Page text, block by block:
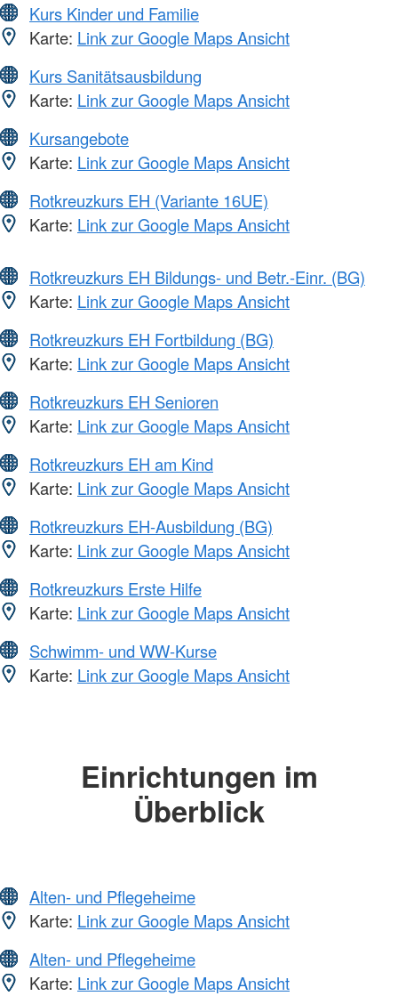
Kurs Kinder und Familie
Karte: Link zur Google Maps Ansicht
Kurs Sanitätsausbildung
Karte: Link zur Google Maps Ansicht
Kursangebote
Karte: Link zur Google Maps Ansicht
Rotkreuzkurs EH (Variante 16UE)
Karte: Link zur Google Maps Ansicht
Rotkreuzkurs EH Bildungs- und Betr.-Einr. (BG)
Karte: Link zur Google Maps Ansicht
Rotkreuzkurs EH Fortbildung (BG)
Karte: Link zur Google Maps Ansicht
Rotkreuzkurs EH Senioren
Karte: Link zur Google Maps Ansicht
Rotkreuzkurs EH am Kind
Karte: Link zur Google Maps Ansicht
Rotkreuzkurs EH-Ausbildung (BG)
Karte: Link zur Google Maps Ansicht
Rotkreuzkurs Erste Hilfe
Karte: Link zur Google Maps Ansicht
Schwimm- und WW-Kurse
Karte: Link zur Google Maps Ansicht
Einrichtungen im
Überblick
Alten- und Pflegeheime
Karte: Link zur Google Maps Ansicht
Alten- und Pflegeheime
Karte: Link zur Google Maps Ansicht